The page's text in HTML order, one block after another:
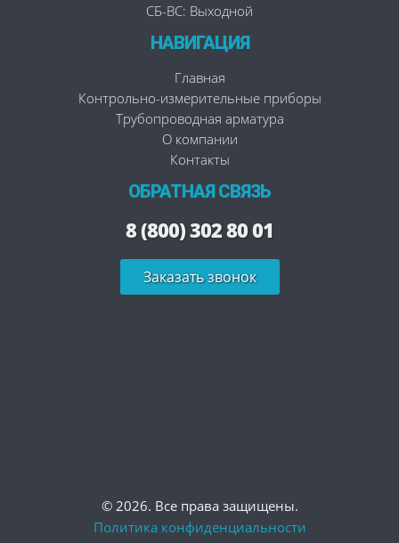
СБ-ВС: Выходной
НАВИГАЦИЯ
Главная
Контрольно-измерительные приборы
Трубопроводная арматура
О компании
Контакты
ОБРАТНАЯ СВЯЗЬ
8 (800) 302 80 01
Заказать звонок
© 2026. Все права защищены.
Политика конфиденциальности